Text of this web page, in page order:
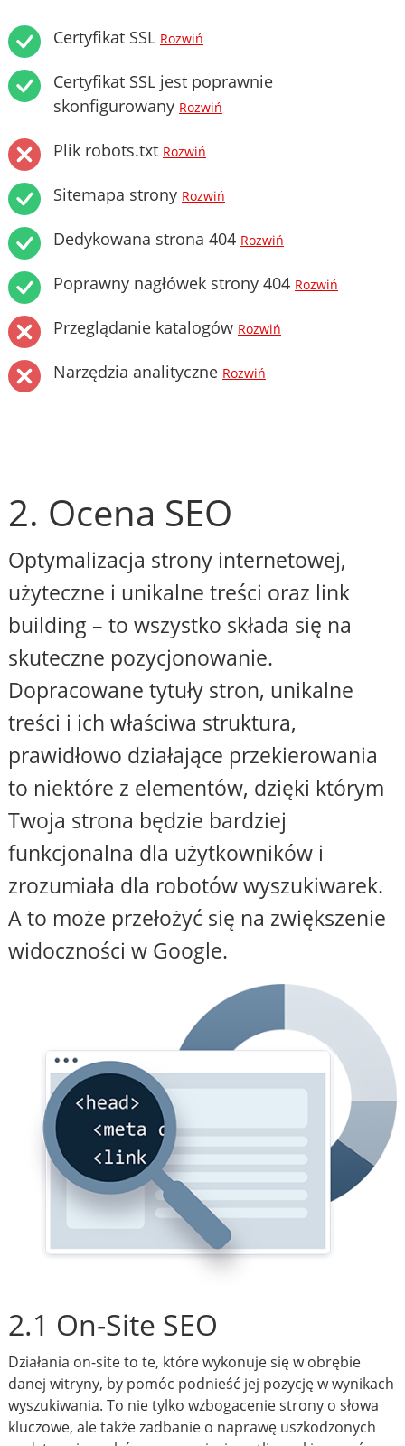
Certyfikat SSL Rozwiń
Certyfikat SSL jest poprawnie
skonfigurowany Rozwiń
Plik robots.txt Rozwiń
Sitemapa strony Rozwiń
Dedykowana strona 404 Rozwiń
Poprawny nagłówek strony 404 Rozwiń
Przeglądanie katalogów Rozwiń
Narzędzia analityczne Rozwiń
2. Ocena SEO
Optymalizacja strony internetowej,
użyteczne i unikalne treści oraz link
building – to wszystko składa się na
skuteczne pozycjonowanie.
Dopracowane tytuły stron, unikalne
treści i ich właściwa struktura,
prawidłowo działające przekierowania
to niektóre z elementów, dzięki którym
Twoja strona będzie bardziej
funkcjonalna dla użytkowników i
zrozumiała dla robotów wyszukiwarek.
A to może przełożyć się na zwiększenie
widoczności w Google.
2.1 On-Site SEO
Działania on-site to te, które wykonuje się w obrębie
danej witryny, by pomóc podnieść jej pozycję w wynikach
wyszukiwania. To nie tylko wzbogacenie strony o słowa
kluczowe, ale także zadbanie o naprawę uszkodzonych